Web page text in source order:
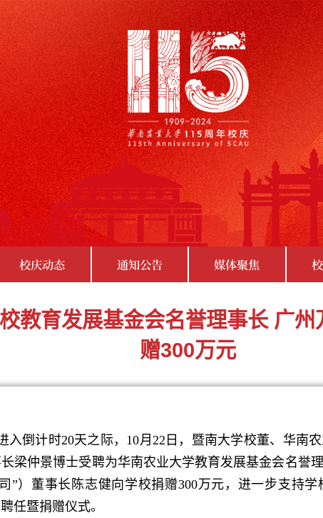
校庆动态 通知公告 媒体聚焦
教育发展基金会名誉理事长 广
赠300万元
倒计时20天之际，10月22日，暨南大学校董、华南
梁仲景博士受聘为华南农业大学教育发展基金会名誉
”）董事长陈志健向学校捐赠300万元，进一步支持
任暨捐赠仪式。